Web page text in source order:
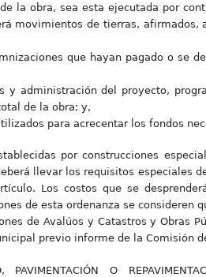
la obra, sea esta ejecutada por
movimientos de tierras,
que hayan pagado o se
y administración del proyecto,
de la obra; y,
para acrecentar los fondos
por construcciones
llevar los requisitos especiales
Los costos que se
de esta ordenanza se consideren
de Avalúos y Catastros y Obras
previo informe de la Comisión
PAVIMENTACIÓN O